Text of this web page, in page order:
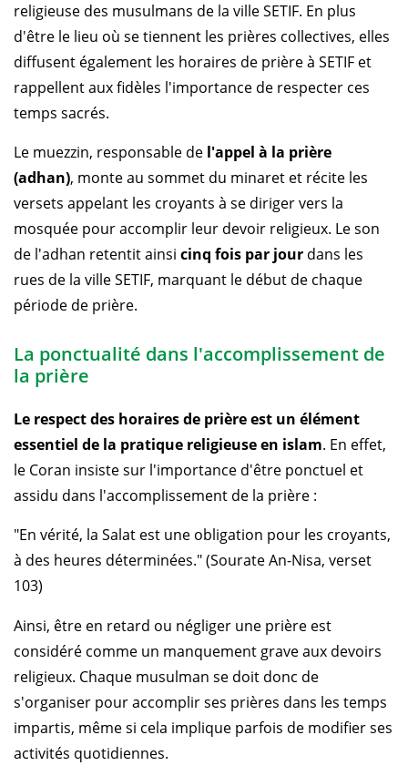
religieuse des musulmans de la ville SETIF. En plus
d'être le lieu où se tiennent les prières collectives, elles
diffusent également les horaires de prière à SETIF et
rappellent aux fidèles l'importance de respecter ces
temps sacrés.
Le muezzin, responsable de l'appel à la prière
(adhan), monte au sommet du minaret et récite les
versets appelant les croyants à se diriger vers la
mosquée pour accomplir leur devoir religieux. Le son
de l'adhan retentit ainsi cinq fois par jour dans les
rues de la ville SETIF, marquant le début de chaque
période de prière.
La ponctualité dans l'accomplissement de
la prière
Le respect des horaires de prière est un élément
essentiel de la pratique religieuse en islam. En effet,
le Coran insiste sur l'importance d'être ponctuel et
assidu dans l'accomplissement de la prière :
"En vérité, la Salat est une obligation pour les croyants,
à des heures déterminées." (Sourate An-Nisa, verset
103)
Ainsi, être en retard ou négliger une prière est
considéré comme un manquement grave aux devoirs
religieux. Chaque musulman se doit donc de
s'organiser pour accomplir ses prières dans les temps
impartis, même si cela implique parfois de modifier ses
activités quotidiennes.